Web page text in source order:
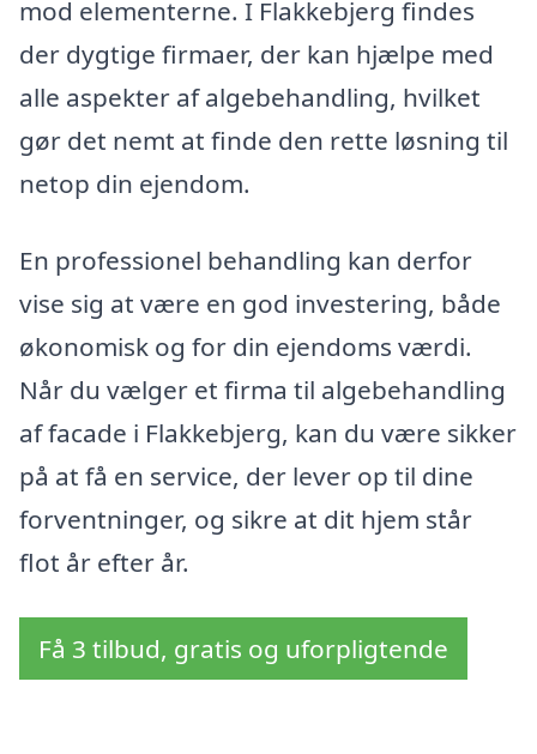
mod elementerne. I Flakkebjerg findes
der dygtige firmaer, der kan hjælpe med
alle aspekter af algebehandling, hvilket
gør det nemt at finde den rette løsning til
netop din ejendom.
En professionel behandling kan derfor
vise sig at være en god investering, både
økonomisk og for din ejendoms værdi.
Når du vælger et firma til algebehandling
af facade i Flakkebjerg, kan du være sikker
på at få en service, der lever op til dine
forventninger, og sikre at dit hjem står
flot år efter år.
Få 3 tilbud, gratis og uforpligtende